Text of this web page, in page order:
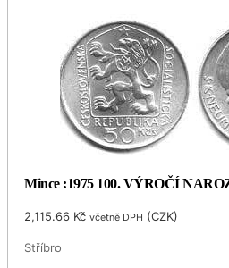
Mince :1975 100. VÝROČÍ
2,115.66 Kč včetně DPH (CZK)
Stříbro